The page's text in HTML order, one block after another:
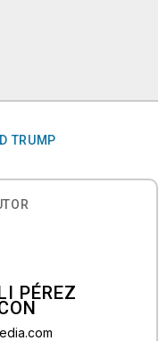
TRUMP
PÉREZ